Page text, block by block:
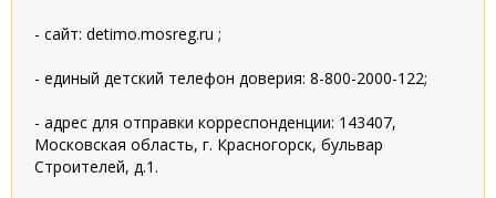
- сайт: detimo.mosreg.ru ;
- единый детский телефон доверия: 8-800-2000-122;
- адрес для отправки корреспонденции: 143407,
Московская область, г. Красногорск, бульвар
Строителей, д.1.